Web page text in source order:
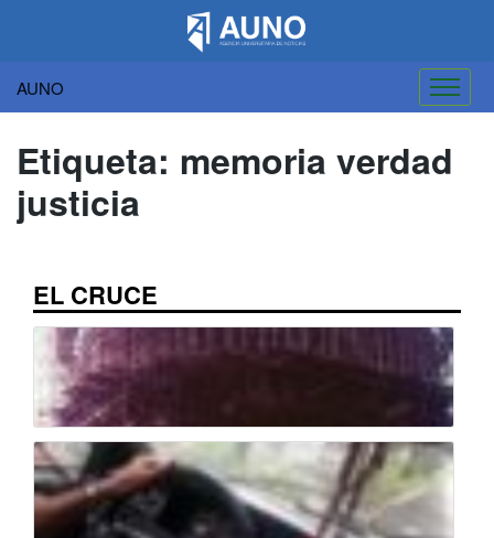
AUNO
contenido
Etiqueta: memoria verdad
justicia
EL CRUCE